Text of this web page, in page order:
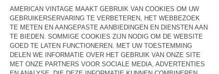
HONDENRIEM AMV DOGS
€ 45
HONDENHALSBAND AMV DOGS
€ 35
HONDENHALSBAND AMV DOGS
OUT OF STOCK
€ 35
HONDENRIEM AMV DOGS
OUT OF STOCK
€ 45